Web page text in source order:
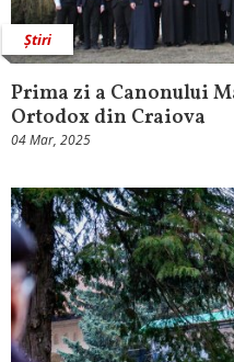
Știri
Prima zi a Canonului
Ortodox din Craiova
04 Mar, 2025